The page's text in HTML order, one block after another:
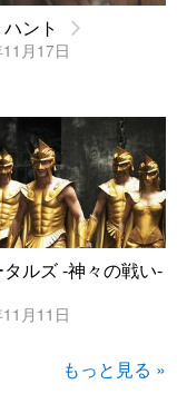
ント
月17日
ルズ -神々の戦い-
月11日
もっと見る »